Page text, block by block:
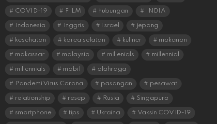
COVID-19 FILM hubungan INDIA
Indonesia Inggris Israel jepang
kesehatan korea selatan kuliner makanan
makassar malaysia millenials millennial
millennials mobil olahraga
Pandemi Virus Corona pasangan pesawat
relationship resep Rusia Singapura
smartphone tips Ukraina Vaksin COVID-19